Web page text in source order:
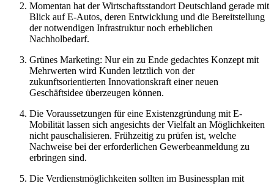
Momentan hat der Wirtschaftsstandort Deutschland gerade mit
Blick auf E-Autos, deren Entwicklung und die Bereitstellung
der notwendigen Infrastruktur noch erheblichen
Nachholbedarf.
Grünes Marketing: Nur ein zu Ende gedachtes Konzept mit
Mehrwerten wird Kunden letztlich von der
zukunftsorientierten Innovationskraft einer neuen
Geschäftsidee überzeugen können.
Die Voraussetzungen für eine Existenzgründung mit E-
Mobilität lassen sich angesichts der Vielfalt an Möglichkeiten
nicht pauschalisieren. Frühzeitig zu prüfen ist, welche
Nachweise bei der erforderlichen Gewerbeanmeldung zu
erbringen sind.
Die Verdienstmöglichkeiten sollten im Businessplan mit